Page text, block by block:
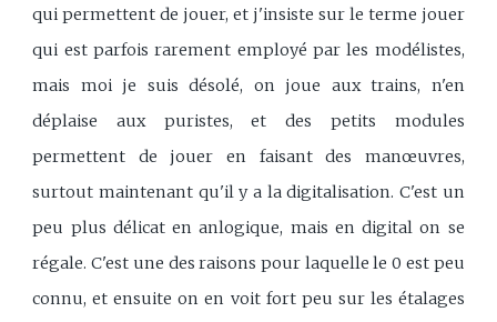
qui permettent de jouer, et j'insiste sur le terme jouer
qui est parfois rarement employé par les modélistes,
mais moi je suis désolé, on joue aux trains, n'en
déplaise aux puristes, et des petits modules
permettent de jouer en faisant des manœuvres,
surtout maintenant qu'il y a la digitalisation. C'est un
peu plus délicat en anlogique, mais en digital on se
régale. C'est une des raisons pour laquelle le 0 est peu
connu, et ensuite on en voit fort peu sur les étalages